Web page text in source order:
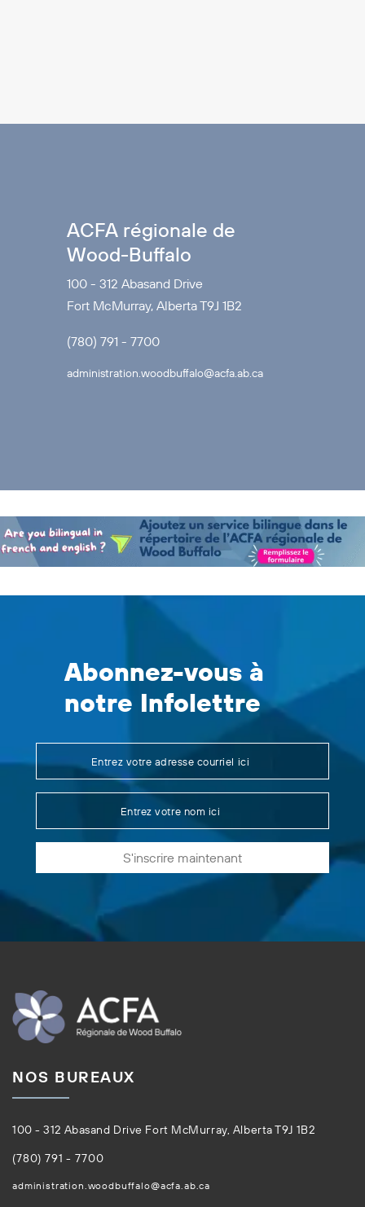
ACFA régionale de
Wood-Buffalo
100 - 312 Abasand Drive
Fort McMurray, Alberta T9J 1B2
(780) 791 - 7700
administration.woodbuffalo@acfa.ab.ca
Abonnez-vous à
notre Infolettre
S'inscrire maintenant
NOS BUREAUX
100 - 312 Abasand Drive Fort McMurray, Alberta T9J 1B2
(780) 791 - 7700
administration.woodbuffalo@acfa.ab.ca